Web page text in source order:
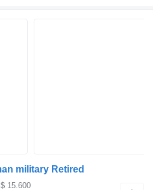
military Retired
15.600